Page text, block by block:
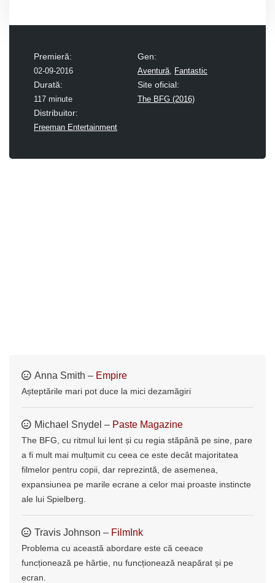
Premieră:
02-09-2016
Gen:
Aventură Fantastic
Durată:
117 minute
Site oficial:
The BFG (2016)
Distribuitor:
Freeman Entertainment
Anna Smith – Empire
Așteptările mari pot duce la mici dezamăgiri
Michael Snydel – Paste Magazine
The BFG, cu ritmul lui lent și cu regia stăpână pe sine, pare
a fi mult mai mulțumit cu ceea ce este decât majoritatea
filmelor pentru copii, dar reprezintă, de asemenea,
expansiunea pe marile ecrane a celor mai proaste instincte
ale lui Spielberg.
Travis Johnson – FilmInk
Problema cu această abordare este că ceeace
funcționează pe hârtie, nu funcționează neapărat și pe
ecran.